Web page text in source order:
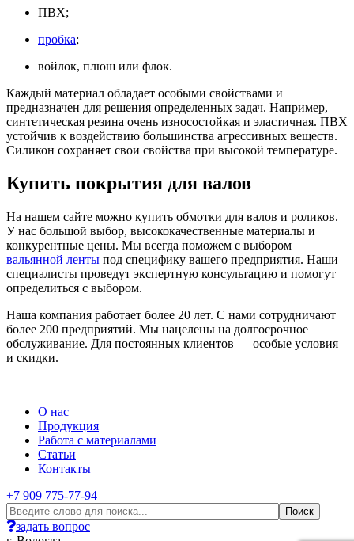
ПВХ;
пробка;
войлок, плюш или флок.
Каждый материал обладает особыми свойствами и
предназначен для решения определенных задач. Например,
синтетическая резина очень износостойкая и эластичная. ПВХ
устойчив к воздействию большинства агрессивных веществ.
Силикон сохраняет свои свойства при высокой температуре.
Купить покрытия для валов
На нашем сайте можно купить обмотки для валов и роликов.
У нас большой выбор, высококачественные материалы и
конкурентные цены. Мы всегда поможем с выбором
вальянной ленты под специфику вашего предприятия. Наши
специалисты проведут экспертную консультацию и помогут
определиться с выбором.
Наша компания работает более 20 лет. С нами сотрудничают
более 200 предприятий. Мы нацелены на долгосрочное
обслуживание. Для постоянных клиентов — особые условия
и скидки.
О нас
Продукция
Работа с материалами
Статьи
Контакты
+7 909 775-77-94
задать вопрос